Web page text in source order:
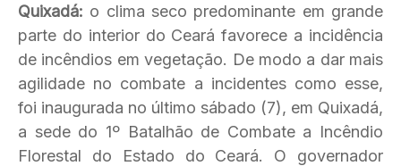
Quixadá: o clima seco predominante em grande
parte do interior do Ceará favorece a incidência
de incêndios em vegetação. De modo a dar mais
agilidade no combate a incidentes como esse,
foi inaugurada no último sábado (7), em Quixadá,
a sede do 1º Batalhão de Combate a Incêndio
Florestal do Estado do Ceará. O governador